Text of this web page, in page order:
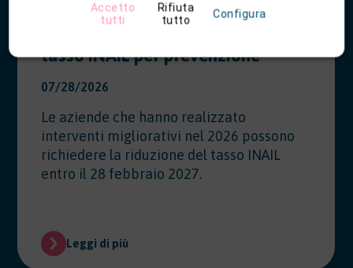
tasso INAIL per prevenzione
07/28/2026
Le aziende che hanno realizzato
interventi migliorativi nel 2026 possono
richiedere la riduzione del tasso INAIL
entro il 28 febbraio 2027.
Leggi di più
Accetto
tutti
Rifiuta
tutto
Configura